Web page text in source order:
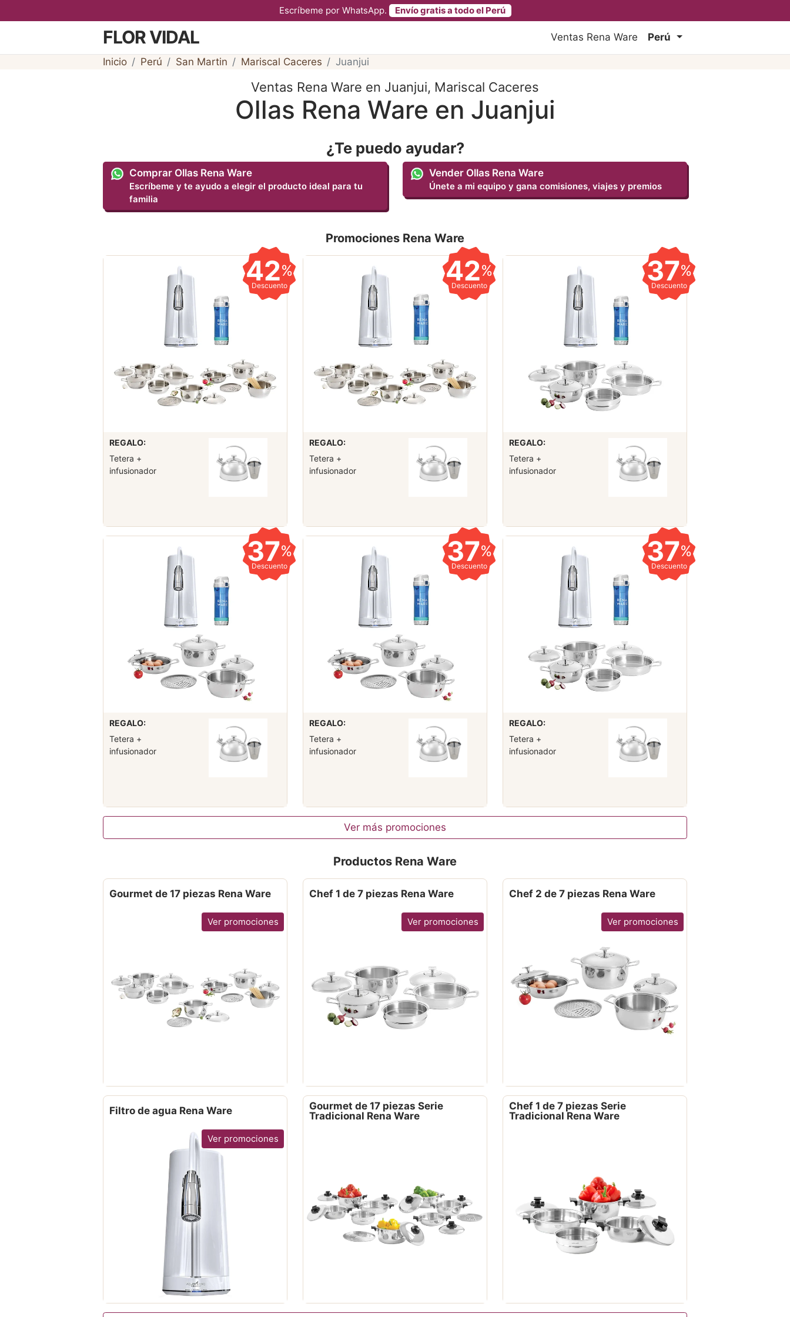
Escríbeme por WhatsApp. Envío gratis a todo el Perú
FLOR VIDAL Ventas Rena Ware Perú
Inicio Perú San Martin Mariscal Caceres Juanjui
Ventas Rena Ware en Juanjui, Mariscal Caceres
Ollas Rena Ware en Juanjui
¿Te puedo ayudar?
Comprar Ollas Rena Ware
Escríbeme y te ayudo a elegir el producto ideal para tu
familia
Vender Ollas Rena Ware
Únete a mi equipo y gana comisiones, viajes y premios
Promociones Rena Ware
42%
Descuento
REGALO:
Tetera +
infusionador
42%
Descuento
REGALO:
Tetera +
infusionador
37%
Descuento
REGALO:
Tetera +
infusionador
37%
Descuento
REGALO:
Tetera +
infusionador
37%
Descuento
REGALO:
Tetera +
infusionador
37%
Descuento
REGALO:
Tetera +
infusionador
Ver más promociones
Productos Rena Ware
Gourmet de 17 piezas Rena Ware
Ver promociones
Chef 1 de 7 piezas Rena Ware
Ver promociones
Chef 2 de 7 piezas Rena Ware
Ver promociones
Filtro de agua Rena Ware
Ver promociones
Gourmet de 17 piezas Serie
Tradicional Rena Ware
Chef 1 de 7 piezas Serie
Tradicional Rena Ware